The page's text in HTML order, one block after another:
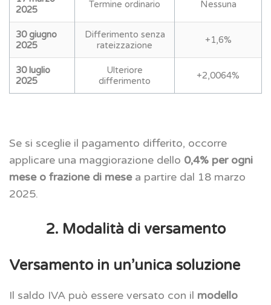
2025
Termine ordinario Nessuna
30 giugno
2025
Differimento senza
rateizzazione
+1,6%
30 luglio
2025
Ulteriore
differimento
+2,0064%
Se si sceglie il pagamento differito, occorre
applicare una maggiorazione dello 0,4% per ogni
mese o frazione di mesea partire dal 18 marzo
2025.
2. Modalità di versamento
Versamento in un’unica soluzione
Il saldo IVA può essere versato con il modello